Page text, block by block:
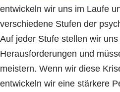
entwickeln wir uns im Laufe
verschiedene Stufen der
Auf jeder Stufe stellen wir uns
Herausforderungen und
meistern. Wenn wir diese
entwickeln wir eine stärkere